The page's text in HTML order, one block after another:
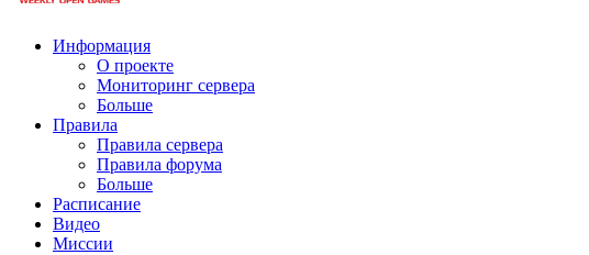
Информация
О проекте
Мониторинг сервера
Больше
Правила
Правила сервера
Правила форума
Больше
Расписание
Видео
Миссии